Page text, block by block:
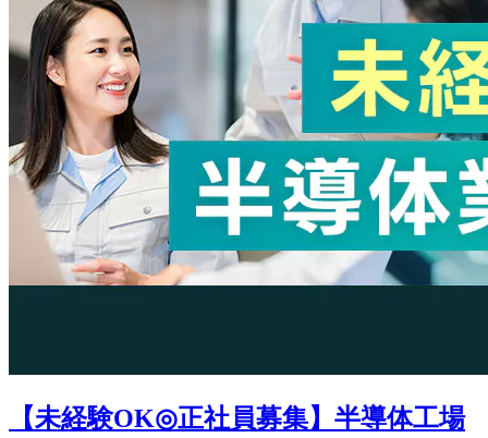
【未経験OK◎正社員募集】半導体工場